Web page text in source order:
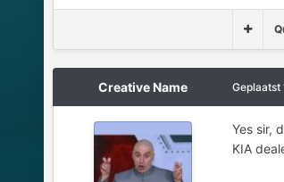
Creative Name Geplaatst
Yes sir,
KIA